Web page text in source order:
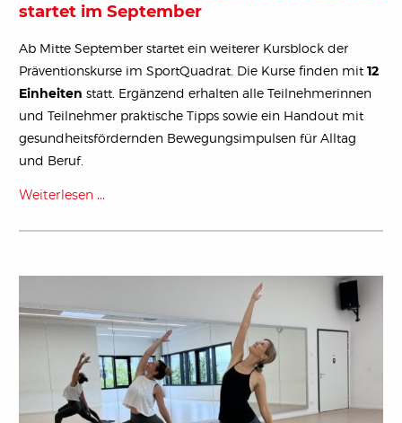
startet im September
Ab Mitte September startet ein weiterer Kursblock der
Präventionskurse im SportQuadrat. Die Kurse finden mit 12
Einheiten statt. Ergänzend erhalten alle Teilnehmerinnen
und Teilnehmer praktische Tipps sowie ein Handout mit
gesundheitsfördernden Bewegungsimpulsen für Alltag
und Beruf.
Weiterlesen …